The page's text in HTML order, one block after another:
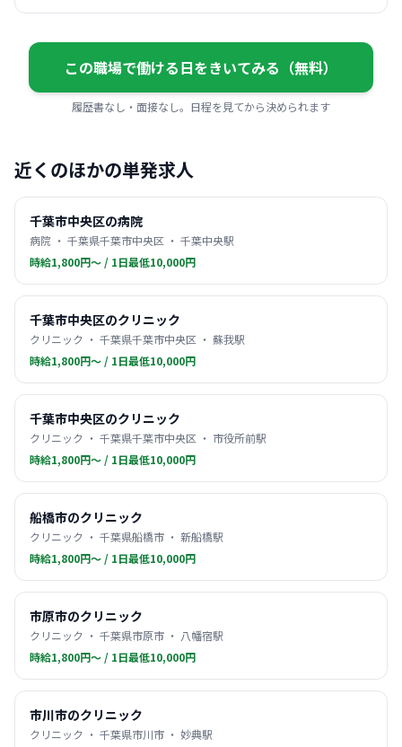
この職場で働ける日をきいてみる（無料）
履歴書なし・面接なし。日程を見てから決められます
近くのほかの単発求人
千葉市中央区の病院
病院 ・ 千葉県千葉市中央区 ・ 千葉中央駅
時給1,800円〜 / 1日最低10,000円
千葉市中央区のクリニック
クリニック ・ 千葉県千葉市中央区 ・ 蘇我駅
時給1,800円〜 / 1日最低10,000円
千葉市中央区のクリニック
クリニック ・ 千葉県千葉市中央区 ・ 市役所前駅
時給1,800円〜 / 1日最低10,000円
船橋市のクリニック
クリニック ・ 千葉県船橋市 ・ 新船橋駅
時給1,800円〜 / 1日最低10,000円
市原市のクリニック
クリニック ・ 千葉県市原市 ・ 八幡宿駅
時給1,800円〜 / 1日最低10,000円
市川市のクリニック
クリニック ・ 千葉県市川市 ・ 妙典駅